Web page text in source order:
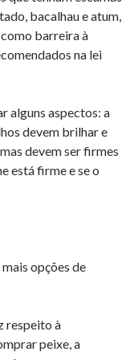
bacalhau e atum,
barreira à
na lei
alguns aspectos: a
devem brilhar e
devem ser firmes
está firme e se o
opções de
respeito à
peixe, a